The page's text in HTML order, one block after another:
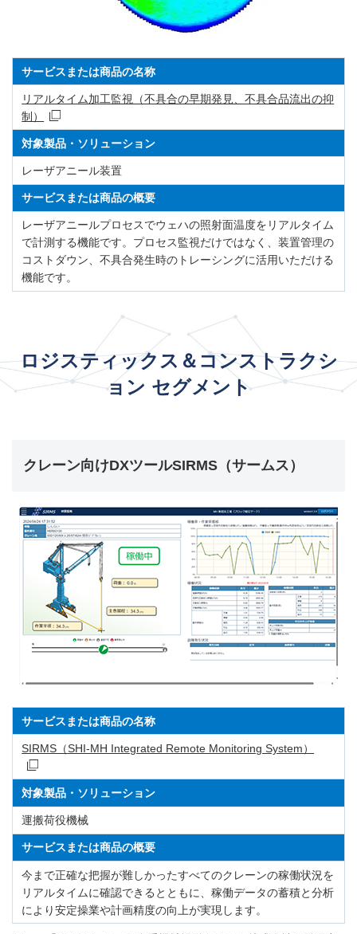
サービスまたは商品の名称
リアルタイム加工監視（不具合の早期発見、不具合品流出の抑
制）
対象製品・ソリューション
レーザアニール装置
サービスまたは商品の概要
レーザアニールプロセスでウェハの照射面温度をリアルタイム
で計測する機能です。プロセス監視だけではなく、装置管理の
コストダウン、不具合発生時のトレーシングに活用いただける
機能です。
ロジスティックス＆コンストラクシ
ョン セグメント
クレーン向けDXツールSIRMS（サームス）
サービスまたは商品の名称
SIRMS（SHI-MH Integrated Remote Monitoring System）
対象製品・ソリューション
運搬荷役機械
サービスまたは商品の概要
今まで正確な把握が難しかったすべてのクレーンの稼働状況を
リアルタイムに確認できるとともに、稼働データの蓄積と分析
により安定操業や計画精度の向上が実現します。